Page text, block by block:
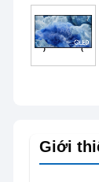
Giới